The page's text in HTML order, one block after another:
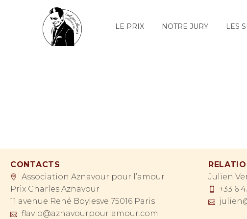
LE PRIX NOTRE JURY LES
CONTACTS
Association Aznavour pour l’amour
Prix Charles Aznavour
11 avenue René Boylesve 75016 Paris
flavio@aznavourpourlamour.com
Julien
+33 6